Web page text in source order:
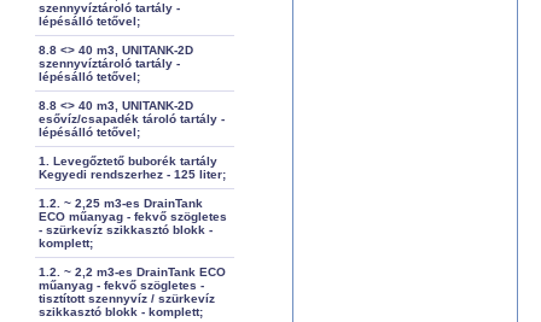
szennyvíztároló tartály -
lépésálló tetővel;
8.8 <> 40 m3, UNITANK-2D
szennyvíztároló tartály -
lépésálló tetővel;
8.8 <> 40 m3, UNITANK-2D
esővíz/csapadék tároló tartály -
lépésálló tetővel;
1. Levegőztető buborék tartály
Kegyedi rendszerhez - 125 liter;
1.2. ~ 2,25 m3-es DrainTank
ECO műanyag - fekvő szögletes
- szürkevíz szikkasztó blokk -
komplett;
1.2. ~ 2,2 m3-es DrainTank ECO
műanyag - fekvő szögletes -
tisztított szennyvíz / szürkevíz
szikkasztó blokk - komplett;